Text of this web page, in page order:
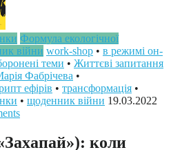
Формула екологічної
війни work-shop • в режимі он-
теми • Життєві запитання
Фабрічева •
ефірів • трансформація •
• щоденник війни 19.03.2022
коли